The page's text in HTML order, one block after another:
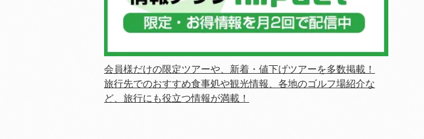
会員様だけの限定ツアーや、新着・値下げツアーを多数掲載！
旅行先でのおすすめ食事処や観光情報、各地のゴルフ場紹介な
ど、旅行にも役立つ情報が満載！